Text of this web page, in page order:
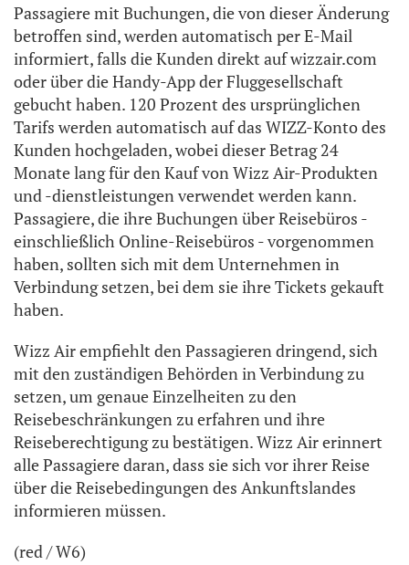
Passagiere mit Buchungen, die von dieser Änderung
betroffen sind, werden automatisch per E-Mail
informiert, falls die Kunden direkt auf wizzair.com
oder über die Handy-App der Fluggesellschaft
gebucht haben. 120 Prozent des ursprünglichen
Tarifs werden automatisch auf das WIZZ-Konto des
Kunden hochgeladen, wobei dieser Betrag 24
Monate lang für den Kauf von Wizz Air-Produkten
und -dienstleistungen verwendet werden kann.
Passagiere, die ihre Buchungen über Reisebüros -
einschließlich Online-Reisebüros - vorgenommen
haben, sollten sich mit dem Unternehmen in
Verbindung setzen, bei dem sie ihre Tickets gekauft
haben.
Wizz Air empfiehlt den Passagieren dringend, sich
mit den zuständigen Behörden in Verbindung zu
setzen, um genaue Einzelheiten zu den
Reisebeschränkungen zu erfahren und ihre
Reiseberechtigung zu bestätigen. Wizz Air erinnert
alle Passagiere daran, dass sie sich vor ihrer Reise
über die Reisebedingungen des Ankunftslandes
informieren müssen.
(red / W6)